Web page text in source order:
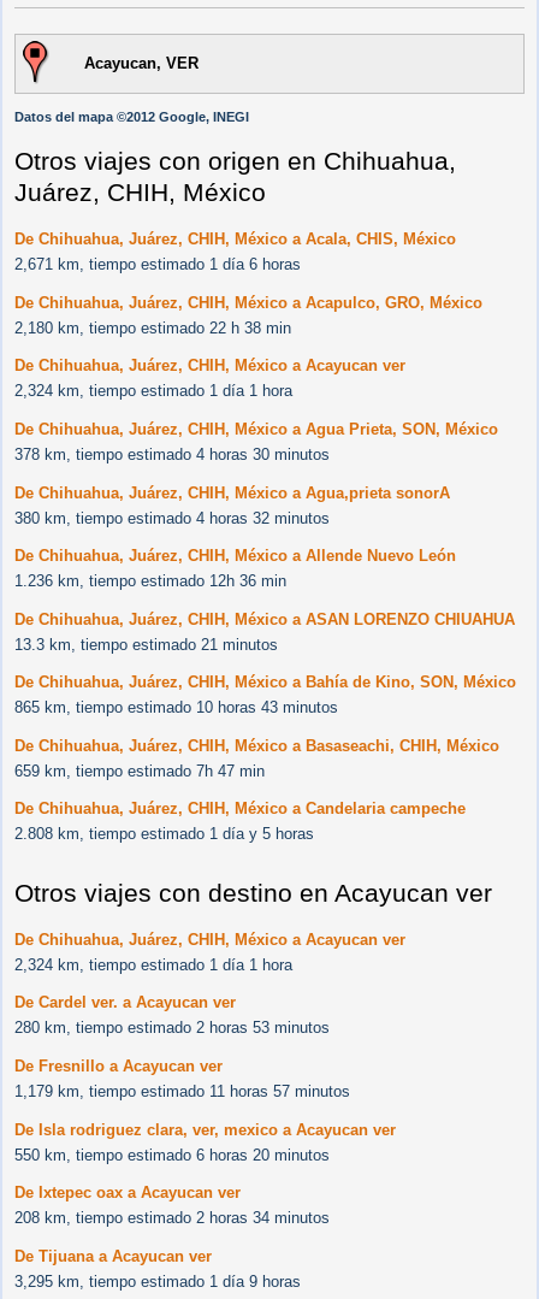
Acayucan, VER
Datos del mapa ©2012 Google, INEGI
Otros viajes con origen en Chihuahua,
Juárez, CHIH, México
De Chihuahua, Juárez, CHIH, México a Acala, CHIS, México
2,671 km, tiempo estimado 1 día 6 horas
De Chihuahua, Juárez, CHIH, México a Acapulco, GRO, México
2,180 km, tiempo estimado 22 h 38 min
De Chihuahua, Juárez, CHIH, México a Acayucan ver
2,324 km, tiempo estimado 1 día 1 hora
De Chihuahua, Juárez, CHIH, México a Agua Prieta, SON, México
378 km, tiempo estimado 4 horas 30 minutos
De Chihuahua, Juárez, CHIH, México a Agua,prieta sonorA
380 km, tiempo estimado 4 horas 32 minutos
De Chihuahua, Juárez, CHIH, México a Allende Nuevo León
1.236 km, tiempo estimado 12h 36 min
De Chihuahua, Juárez, CHIH, México a ASAN LORENZO CHIUAHUA
13.3 km, tiempo estimado 21 minutos
De Chihuahua, Juárez, CHIH, México a Bahía de Kino, SON, México
865 km, tiempo estimado 10 horas 43 minutos
De Chihuahua, Juárez, CHIH, México a Basaseachi, CHIH, México
659 km, tiempo estimado 7h 47 min
De Chihuahua, Juárez, CHIH, México a Candelaria campeche
2.808 km, tiempo estimado 1 día y 5 horas
Otros viajes con destino en Acayucan ver
De Chihuahua, Juárez, CHIH, México a Acayucan ver
2,324 km, tiempo estimado 1 día 1 hora
De Cardel ver. a Acayucan ver
280 km, tiempo estimado 2 horas 53 minutos
De Fresnillo a Acayucan ver
1,179 km, tiempo estimado 11 horas 57 minutos
De Isla rodriguez clara, ver, mexico a Acayucan ver
550 km, tiempo estimado 6 horas 20 minutos
De Ixtepec oax a Acayucan ver
208 km, tiempo estimado 2 horas 34 minutos
De Tijuana a Acayucan ver
3,295 km, tiempo estimado 1 día 9 horas